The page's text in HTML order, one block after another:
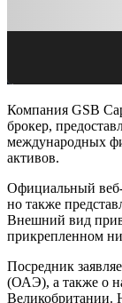
Компания GSB
брокер,
международных
активов.
Официальный веб-
но также
Внешний вид
прикрепленном
Посредник
(ОАЭ), а также о
Великобритании.